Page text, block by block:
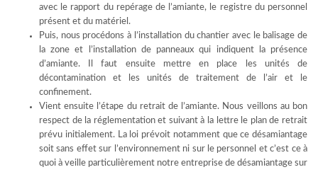
avec le rapport du repérage de l’amiante, le registre du personnel
présent et du matériel.
Puis, nous procédons à l’installation du chantier avec le balisage de
la zone et l’installation de panneaux qui indiquent la présence
d’amiante. Il faut ensuite mettre en place les unités de
décontamination et les unités de traitement de l’air et le
confinement.
Vient ensuite l’étape du retrait de l’amiante. Nous veillons au bon
respect de la réglementation et suivant à la lettre le plan de retrait
prévu initialement. La loi prévoit notamment que ce désamiantage
soit sans effet sur l’environnement ni sur le personnel et c’est ce à
quoi à veille particulièrement notre entreprise de désamiantage sur